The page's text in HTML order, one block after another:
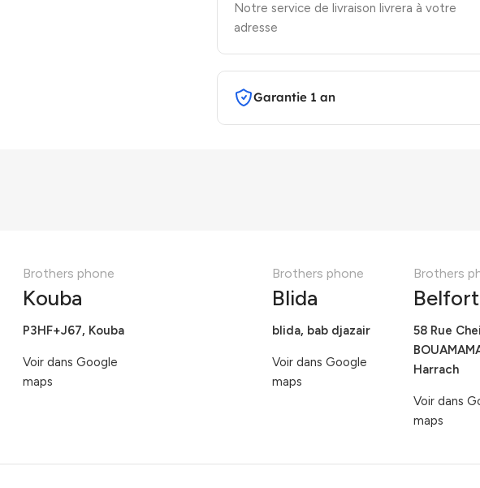
Notre service de livraison livrera à votre
adresse
Garantie 1 an
Brothers phone
Kouba
P3HF+J67, Kouba
Voir dans Google
maps
Brothers phone
Blida
blida, bab djazair
Voir dans Google
maps
Brothers
Belfort
58 Rue
Harrach
Voir dans
maps